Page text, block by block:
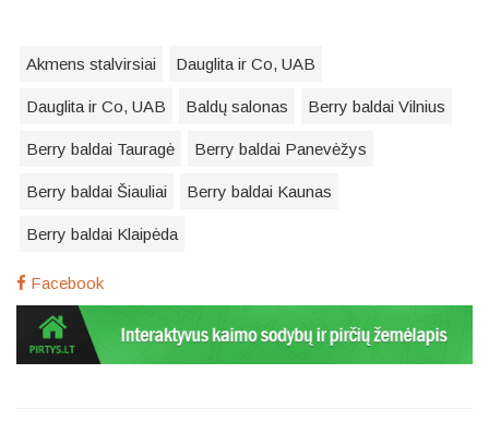
Akmens stalvirsiai Dauglita ir Co, UAB
Dauglita ir Co, UAB Baldų salonas Berry baldai Vilnius
Berry baldai Tauragė Berry baldai Panevėžys
Berry baldai Šiauliai Berry baldai Kaunas
Berry baldai Klaipėda
Facebook